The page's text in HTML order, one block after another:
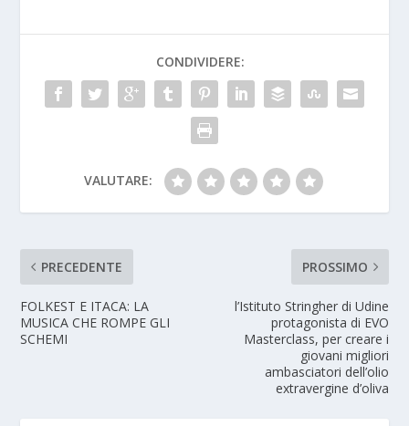
CONDIVIDERE:
VALUTARE:
PRECEDENTE
FOLKEST E ITACA: LA
MUSICA CHE ROMPE GLI
SCHEMI
PROSSIMO
l’Istituto Stringher di Udine
protagonista di EVO
Masterclass, per creare i
giovani migliori
ambasciatori dell’olio
extravergine d’oliva